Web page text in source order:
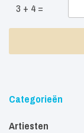
3 + 4 =
Categorieën
Artiesten